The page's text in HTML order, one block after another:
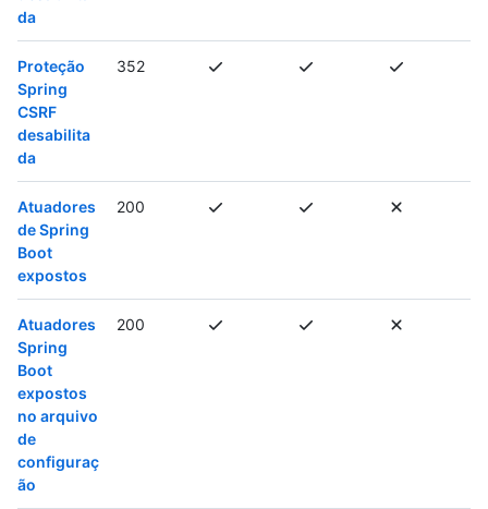
da
Proteção
Spring
CSRF
desabilita
da
352
Atuadores
de Spring
Boot
expostos
200
Atuadores
Spring
Boot
expostos
no arquivo
de
configuraç
ão
200